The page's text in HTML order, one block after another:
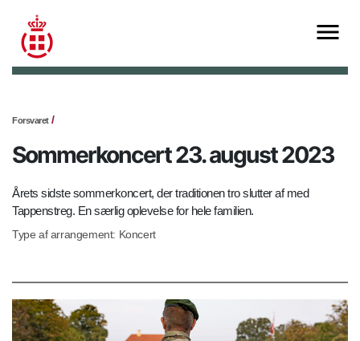
Forsvaret
Sommerkoncert 23. august 2023
Årets sidste sommerkoncert, der traditionen tro slutter af med
Tappenstreg. En særlig oplevelse for hele familien.
Type af arrangement: Koncert